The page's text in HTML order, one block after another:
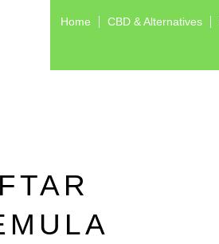
Home CBD & Alternatives